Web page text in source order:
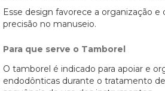
Esse design favorece a organização e
precisão no manuseio.
Para que serve o Tamborel
O tamborel é indicado para apoiar e
endodônticas durante o tratamento de